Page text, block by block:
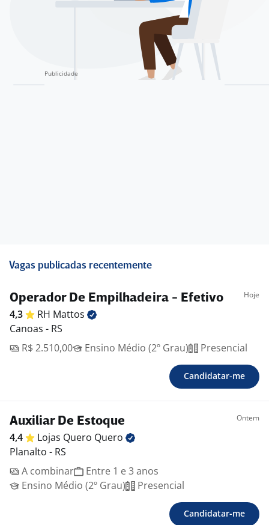
Vagas publicadas recentemente
Operador De Empilhadeira - Efetivo Hoje
4,3 RH Mattos
Canoas - RS
R$ 2.510,00
Ensino Médio (2º Grau) Presencial
Candidatar-me
Auxiliar De Estoque Ontem
4,4 Lojas Quero Quero
Planalto - RS
A combinar
Entre 1 e 3 anos
Ensino Médio (2º Grau)
Presencial
Candidatar-me